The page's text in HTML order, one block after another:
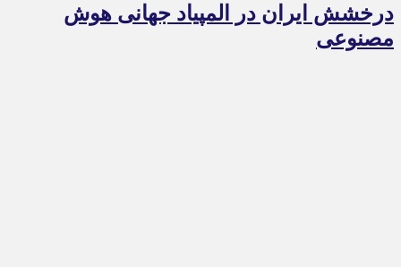
درخشش ایران در المپیاد جهانی هوش
مصنوعی